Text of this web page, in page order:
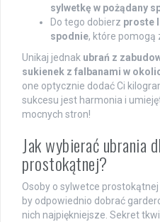
sylwetkę w pożądany
Do tego dobierz proste
spodnie, które pomogą
Unikaj jednak ubrań z
sukienek z falbanami w
one optycznie dodać Ci
sukcesu jest harmonia i
mocnych stron!
Jak wybierać ubrania
prostokątnej?
Osoby o sylwetce
by odpowiednio dobrać
nich najpiękniejsze. Sekret